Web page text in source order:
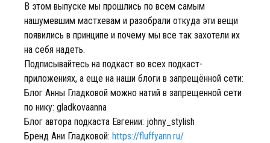
В этом выпуске мы прошлись по всем самым
нашумевшим мастхевам и разобрали откуда эти вещи
появились в принципе и почему мы все так захотели их
на себя надеть.
Подписывайтесь на подкаст во всех подкаст-
приложениях, а еще на наши блоги в запрещённой сети:
Блог Анны Гладковой можно натий в запрещенной сети
по нику: gladkovaanna
Блог автора подкаста Евгении: johny_stylish
Бренд Ани Гладковой: https://fluffyann.ru/